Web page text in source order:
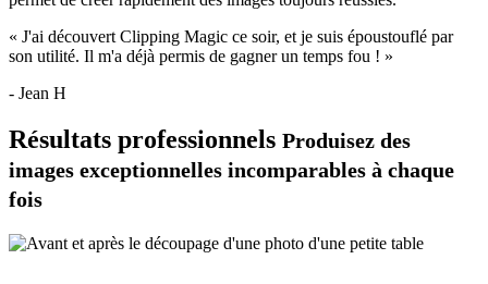
« J'ai découvert Clipping Magic ce soir, et je suis époustouflé par
son utilité. Il m'a déjà permis de gagner un temps fou ! »
- Jean H
Résultats professionnels Produisez des
images exceptionnelles incomparables à chaque
fois